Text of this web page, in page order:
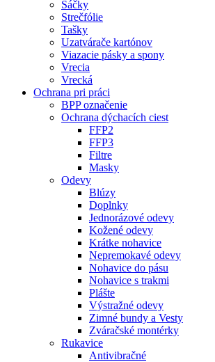
Sáčky
Strečfólie
Tašky
Uzatvárače kartónov
Viazacie pásky a spony
Vrecia
Vrecká
Ochrana pri práci
BPP označenie
Ochrana dýchacích ciest
FFP2
FFP3
Filtre
Masky
Odevy
Blúzy
Doplnky
Jednorázové odevy
Kožené odevy
Krátke nohavice
Nepremokavé odevy
Nohavice do pásu
Nohavice s trakmi
Plášte
Výstražné odevy
Zimné bundy a Vesty
Zváračské montérky
Rukavice
Antivibračné